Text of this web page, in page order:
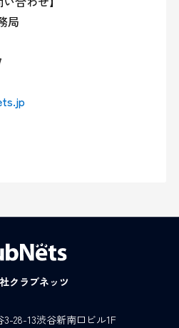
局
クラブネッツ
28-13渋谷新南口ビル1F